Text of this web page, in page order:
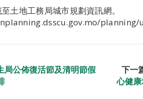
土地工務局城市規劃資訊網。
planning/
局公佈復活節及清明節假
下一
心健